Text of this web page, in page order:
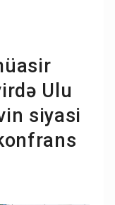
Ulu
siyasi